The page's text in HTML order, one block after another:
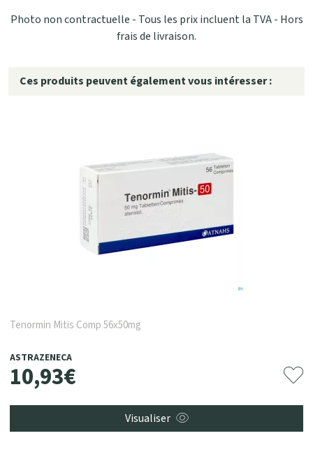
Photo non contractuelle - Tous les prix incluent la TVA - Hors
frais de livraison.
Ces produits peuvent également vous intéresser :
Tenormin Mitis Comp 56x50mg
ASTRAZENECA
10,93€
Visualiser